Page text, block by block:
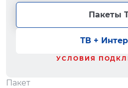
Пакеты
ТВ +
УСЛОВИЯ
Пакет